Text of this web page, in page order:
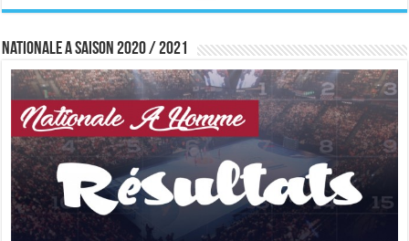
Nationale A saison 2020 / 2021